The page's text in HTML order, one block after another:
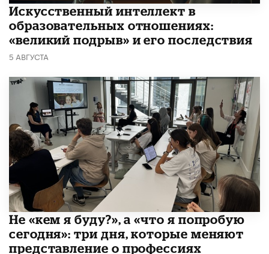
​Искусственный интеллект в
образовательных отношениях:
«великий подрыв» и его последствия
5 АВГУСТА
Не «кем я буду?», а «что я попробую
сегодня»: три дня, которые меняют
представление о профессиях